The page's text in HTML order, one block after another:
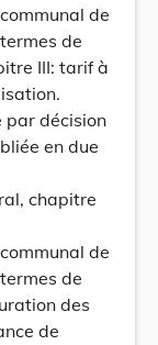
de
de
III: tarif à
par décision
en due
chapitre
de
de
des
de